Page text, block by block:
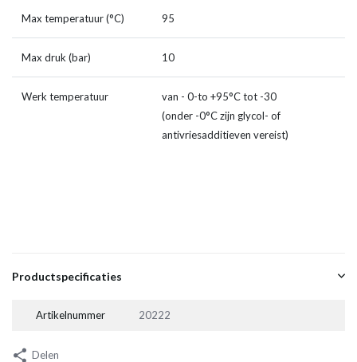
Max temperatuur (°C) 95
Max druk (bar) 10
Werk temperatuur
van - 0-to +95°C tot -30
(onder -0°C zijn glycol- of
antivriesadditieven vereist)
Productspecificaties
Artikelnummer 20222
Delen